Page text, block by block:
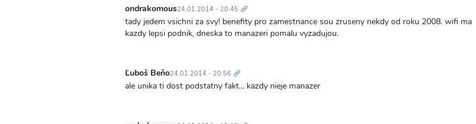
ondrakomous24.01.2014 - 20:45 odkaz
tady jedem vsichni za svy! benefity pro zamestnance sou zruseny nekdy od roku 2008. wifi ma
kazdy lepsi podnik, dneska to manazeri pomalu vyzadujou.
Ľuboš Beňo24.01.2014 - 20:56 odkaz
ale unika ti dost podstatny fakt... kazdy nieje manazer